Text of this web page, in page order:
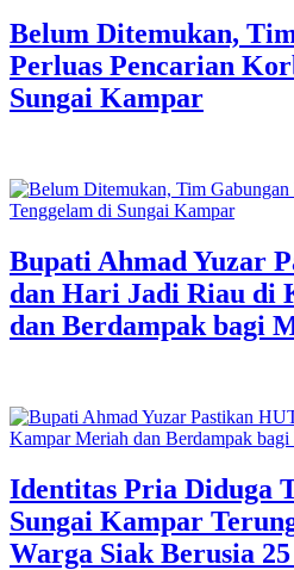
Belum Ditemukan,
Perluas Pencarian
Sungai Kampar
Bupati Ahmad Yuzar
dan Hari Jadi Riau di
dan Berdampak bagi
Identitas Pria Diduga
Sungai Kampar
Warga Siak Berusia